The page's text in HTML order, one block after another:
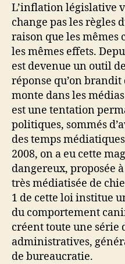
L’inflation législative
change pas les règles
raison que les mêmes
les mêmes effets.
est devenue un outil
réponse qu’on brandit
monte dans les
est une tentation
politiques, sommés
des temps
2008, on a eu cette
dangereux, proposée
très médiatisée de
1 de cette loi institue
du comportement
créent toute une série
administratives,
de bureaucratie.